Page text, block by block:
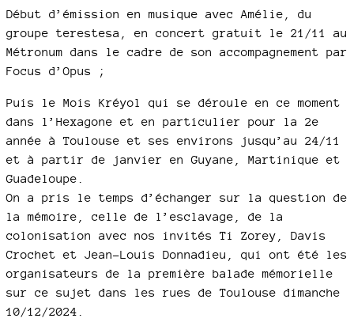
Début d’émission en musique avec Amélie, du
groupe terestesa, en concert gratuit le 21/11 au
Métronum dans le cadre de son accompagnement par
Focus d’Opus ;
Puis le Mois Kréyol qui se déroule en ce moment
dans l’Hexagone et en particulier pour la 2e
année à Toulouse et ses environs jusqu’au 24/11
et à partir de janvier en Guyane, Martinique et
Guadeloupe.
On a pris le temps d’échanger sur la question de
la mémoire, celle de l’esclavage, de la
colonisation avec nos invités Ti Zorey, Davis
Crochet et Jean-Louis Donnadieu, qui ont été les
organisateurs de la première balade mémorielle
sur ce sujet dans les rues de Toulouse dimanche
10/12/2024.